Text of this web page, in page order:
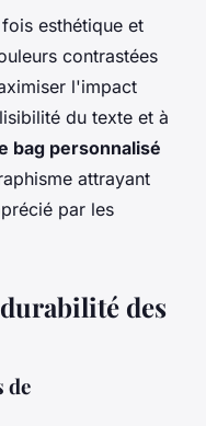
esthétique et
contrastées
l'impact
du texte et à
bag personnalisé
attrayant
par les
des
de